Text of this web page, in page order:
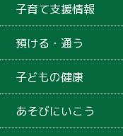
子育て支援情報
預ける・通う
子どもの健康
あそびにいこう